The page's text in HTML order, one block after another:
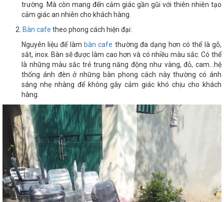
trường. Mà còn mang đến cảm giác gần gũi với thiên nhiên tạo
cảm giác an nhiên cho khách hàng.
Bàn cafe theo phong cách hiện đại:
Nguyên liệu để làm bàn cafe thường đa dạng hơn có thể là gỗ,
sắt, inox. Bàn sẽ được làm cao hơn và có nhiều màu sắc. Có thể
là những màu sắc trẻ trung năng động như vàng, đỏ, cam…hệ
thống ánh đèn ở những bàn phong cách này thường có ánh
sáng nhẹ nhàng để không gây cảm giác khó chịu cho khách
hàng.